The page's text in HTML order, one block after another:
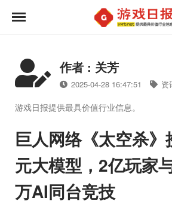
作者 : 关芳
2025-04-28 16:47:51 资
游戏日报提供最具价值行业信息。
巨人网络《太空杀
元大模型，2亿玩家
万AI同台竞技